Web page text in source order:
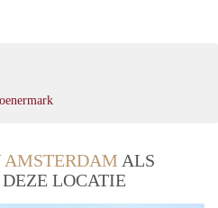
AMSTERDAM ALS
LOCATIE